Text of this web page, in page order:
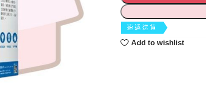
速遞送貨
Add to wishlist